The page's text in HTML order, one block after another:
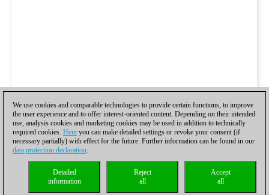
We use cookies and comparable technologies to provide certain functions, to improve
the user experience and to offer interest-oriented content. Depending on their intended
use, analysis cookies and marketing cookies may be used in addition to technically
required cookies. Here you can make detailed settings or revoke your consent (if
necessary partially) with effect for the future. Further information can be found in our
data protection declaration.
Accept
all
Reject
all
Detailed
information